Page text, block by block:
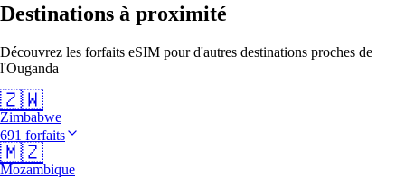
Destinations à proximité
Découvrez les forfaits eSIM pour d'autres destinations proches de
l'Ouganda
🇿🇼
Zimbabwe
691 forfaits
🇲🇿
Mozambique